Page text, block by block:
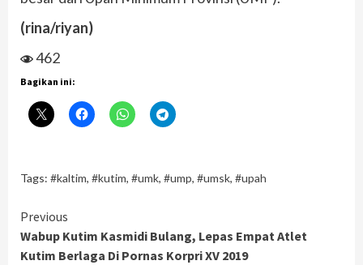
(rina/riyan)
462
Bagikan ini:
Tags: #kaltim, #kutim, #umk, #ump, #umsk, #upah
Continue
Reading
Previous
Wabup Kutim Kasmidi Bulang, Lepas Empat Atlet
Kutim Berlaga Di Pornas Korpri XV 2019